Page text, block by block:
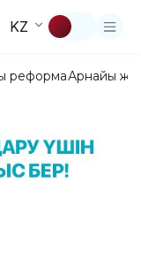
KZ
реформаАрнайы